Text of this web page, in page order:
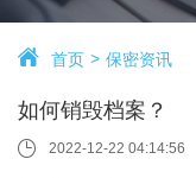
首页 保密资讯
如何销毁档案？
2022-12-22 04:14:56